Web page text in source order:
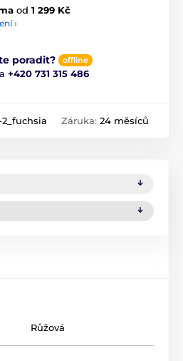
od 1 299 Kč
›
poradit? offline
+420 731 315 486
2_fuchsia Záruka: 24 měsíců
Růžová